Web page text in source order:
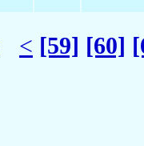
< [59] [60]